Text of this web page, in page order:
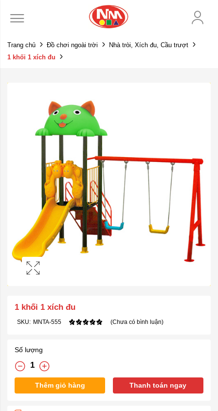
Trang chủ Đồ chơi ngoài trời
Nhà tròi, Xích đu, Cầu trượt
1 khối 1 xích đu
1 khối 1 xích đu
SKU: MNTA-555 (Chưa có bình luận)
Số lượng
Thêm giỏ hàng Thanh toán ngay